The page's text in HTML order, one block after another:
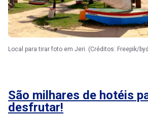
Local para tirar foto em Jeri. (Créditos: Freepik/
São milhares de hotéis
desfrutar!